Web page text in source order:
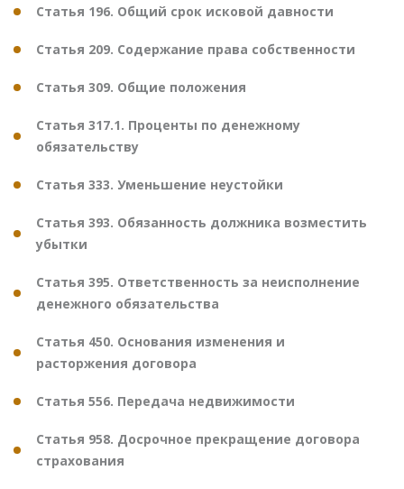
Статья 196. Общий срок исковой давности
Статья 209. Содержание права собственности
Статья 309. Общие положения
Статья 317.1. Проценты по денежному
обязательству
Статья 333. Уменьшение неустойки
Статья 393. Обязанность должника возместить
убытки
Статья 395. Ответственность за неисполнение
денежного обязательства
Статья 450. Основания изменения и
расторжения договора
Статья 556. Передача недвижимости
Статья 958. Досрочное прекращение договора
страхования